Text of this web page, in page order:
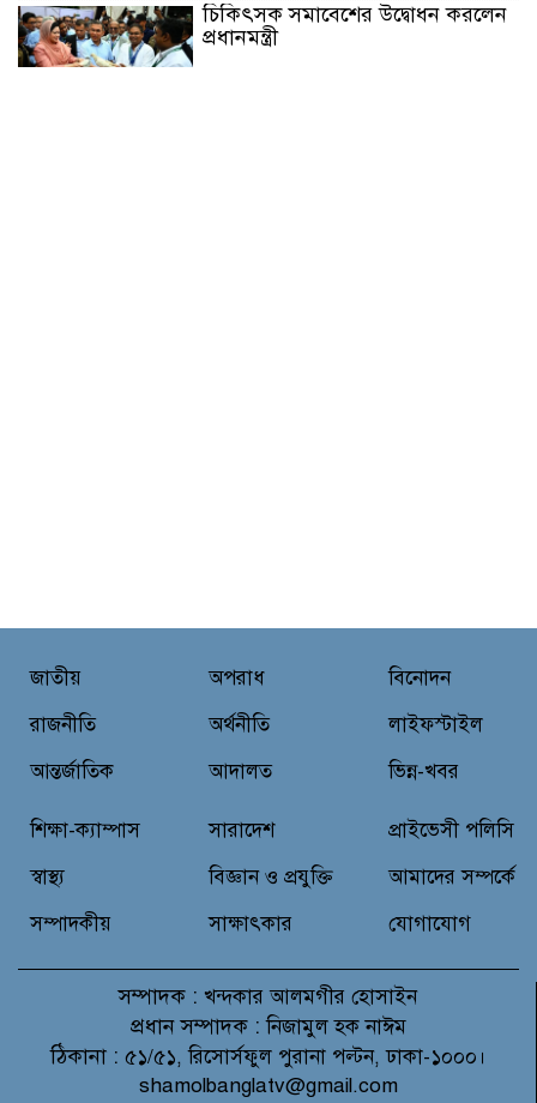
চিকিৎসক সমাবেশের উদ্বোধন করলেন
প্রধানমন্ত্রী
বিদ্যুৎস্পৃষ্টে মুয়াজ্জিনের মৃত্যু!
আমিন এর মমতাময়ী মায়ের মৃত্যু
প্রান্তিক শহরে উন্নত আল্ট্রাসাউন্ড প্রযুক্তি
নিয়ে উইপ্রো জিই হেলথকেয়ারের
জাতীয়
রাজনীতি
আন্তর্জাতিক
অপরাধ
অর্থনীতি
আদালত
বিনোদন
লাইফস্টাইল
ভিন্ন-খবর
শিক্ষা-ক্যাম্পাস
স্বাস্থ্য
সম্পাদকীয়
সারাদেশ
বিজ্ঞান ও প্রযুক্তি
সাক্ষাৎকার
প্রাইভেসী পলিসি
আমাদের সম্পর্কে
যোগাযোগ
সম্পাদক : খন্দকার আলমগীর হোসাইন
প্রধান সম্পাদক : নিজামুল হক নাঈম
ঠিকানা : ৫১/৫১, রিসোর্সফুল পুরানা পল্টন, ঢাকা-১০০০।
shamolbanglatv@gmail.com